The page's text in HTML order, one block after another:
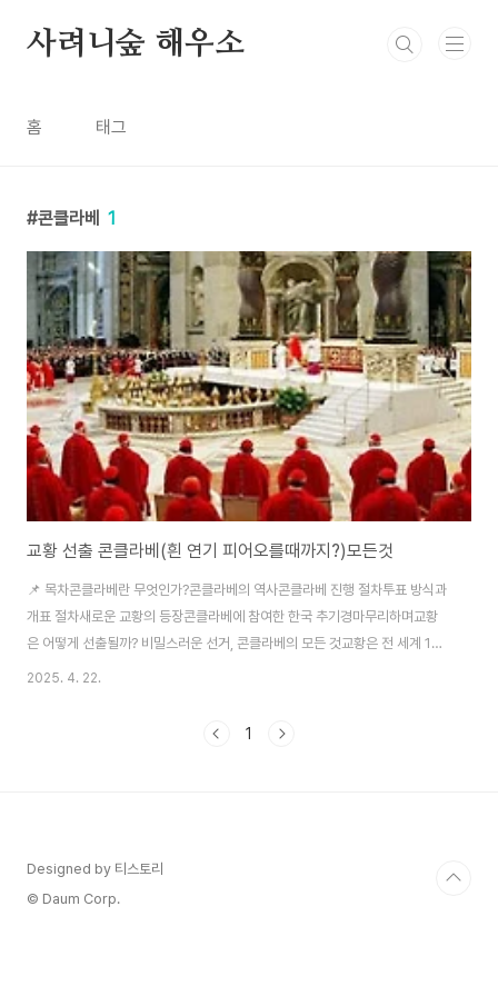
사려니숲 해우소
홈 태그
콘클라베 1
교황 선출 콘클라베(흰 연기 피어오를때까지?)모든것
📌 목차콘클라베란 무엇인가?콘클라베의 역사콘클라베 진행 절차투표 방식과
개표 절차새로운 교황의 등장콘클라베에 참여한 한국 추기경마무리하며교황
은 어떻게 선출될까? 비밀스러운 선거, 콘클라베의 모든 것교황은 전 세계 13
억 명 이상의 가톨릭 신자를 이끄는 영적 지도자입니다. 그런데 이 엄청난 위치
특별하고 비밀스러운 선거 과정을 거쳐 선출됩니다.이 글에서는 ‘콘클라베’의
2025. 4. 22.
1
Designed by 티스토리
© Daum Corp.